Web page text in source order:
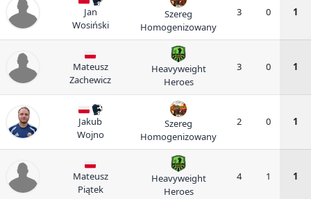
Jan
Wosiński
Szereg
Homogenizowany
3 0 1
Mateusz
Zachewicz
Heavyweight
Heroes
3 0 1
Jakub
Wojno
Szereg
Homogenizowany
2 0 1
Mateusz
Piątek
Heavyweight
Heroes
4 1 1